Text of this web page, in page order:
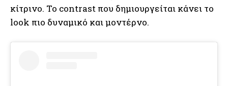
κίτρινο. Το contrast που δημιουργείται κάνει το
look πιο δυναμικό και μοντέρνο.